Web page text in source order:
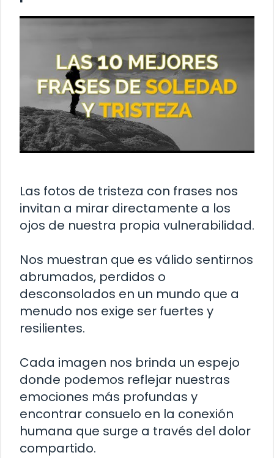
Las fotos de tristeza con frases nos
invitan a mirar directamente a los
ojos de nuestra propia vulnerabilidad.
Nos muestran que es válido sentirnos
abrumados, perdidos o
desconsolados en un mundo que a
menudo nos exige ser fuertes y
resilientes.
Cada imagen nos brinda un espejo
donde podemos reflejar nuestras
emociones más profundas y
encontrar consuelo en la conexión
humana que surge a través del dolor
compartido.